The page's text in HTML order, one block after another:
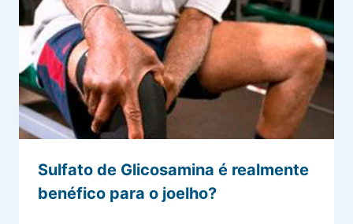
Sulfato de Glicosamina é realmente
benéfico para o joelho?